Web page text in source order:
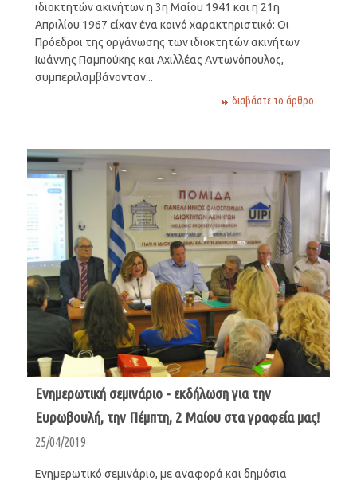
ιδιοκτητών ακινήτων η 3η Μαίου 1941 και η 21η
Απριλίου 1967 είχαν ένα κοινό χαρακτηριστικό: Οι
Πρόεδροι της οργάνωσης των ιδιοκτητών ακινήτων
Ιωάννης Παμπούκης και Αχιλλέας Αντωνόπουλος,
συμπεριλαμβάνονταν...
διαβάστε το άρθρο
Ενημερωτική σεμινάριο - εκδήλωση για την
Ευρωβουλή, την Πέμπτη, 2 Μαίου στα γραφεία μας!
25/04/2019
Ενημερωτικό σεμινάριο, με αναφορά και δημόσια